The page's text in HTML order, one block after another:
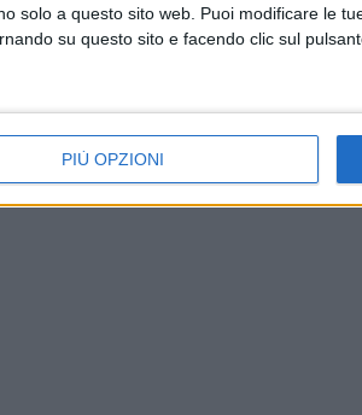
solo a questo sito web. Puoi modificare le
su questo sito e facendo clic sul
PIÙ OPZIONI